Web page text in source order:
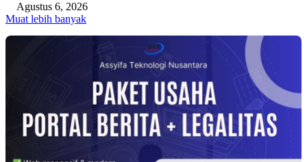
Agustus 6, 2026
Muat lebih banyak